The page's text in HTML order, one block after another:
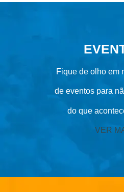
Fique de olho em
de eventos para
do que
VER